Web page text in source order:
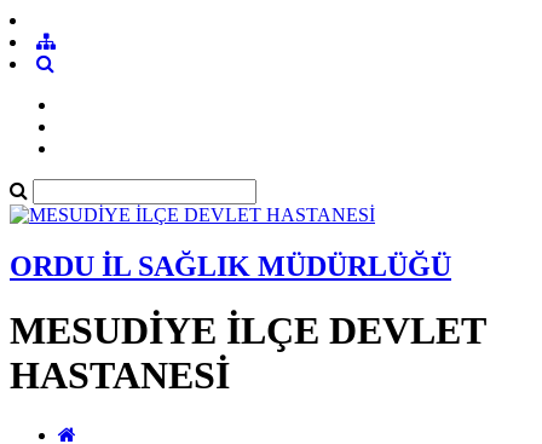
ORDU İL SAĞLIK MÜDÜRLÜĞÜ
MESUDİYE İLÇE DEVLET
HASTANESİ